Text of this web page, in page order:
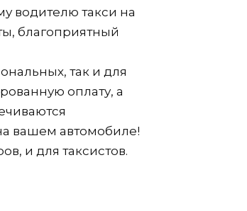
водителю такси на
благоприятный
так и для
оплату, а
вашем автомобиле!
и для таксистов.